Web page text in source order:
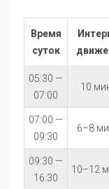
Время
суток
05:30 —
07:00
10
07:00 —
09:30
6–8
09:30 —
16:30
10–12